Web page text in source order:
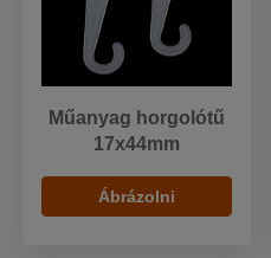
Műanyag horgolótű
17x44mm
Ábrázolni